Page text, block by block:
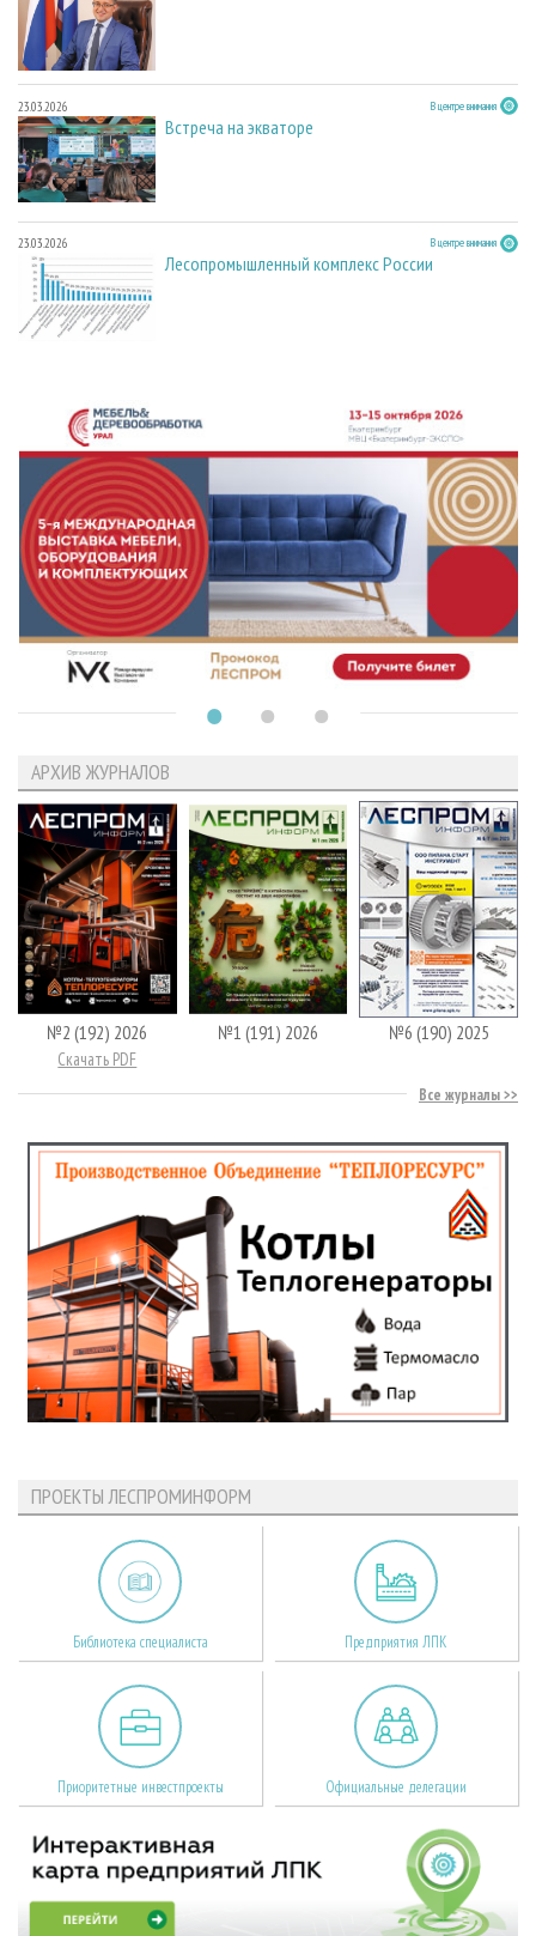
23.03.2026 В центре внимания
Встреча на экваторе
23.03.2026 В центре внимания
Лесопромышленный комплекс России
АРХИВ ЖУРНАЛОВ
№2 (192) 2026
Скачать PDF
№1 (191) 2026 №6 (190) 2025
Все журналы
ПРОЕКТЫ ЛЕСПРОМИНФОРМ
Библиотека специалиста Предприятия ЛПК
Приоритетные инвестпроекты Официальные делегации